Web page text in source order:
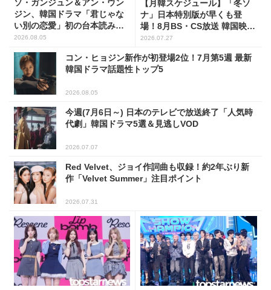
ソ・ガンジュン＆アン・ウン
ジン、韓国ドラマ「君じゃな
い別の恋愛」初の台本読み合
わせで抜群のケミ
2026.08.05
【月韓スケジュール】「冬ソ
ナ」日本特別版が早くも登
場！8月BS・CS放送 韓国映画
(全109選)
2026.07.27
コン・ヒョジン新作が初登場2位！7月第5週 最新
韓国ドラマ話題性トップ5
2026.08.05
今週(7月6日～) 日本のテレビで放送終了「人気時
代劇」韓国ドラマ5選＆見逃しVOD
2026.07.07
Red Velvet、ジョイ作詞曲も収録！約2年ぶり新
作「Velvet Summer」注目ポイント
2026.07.31